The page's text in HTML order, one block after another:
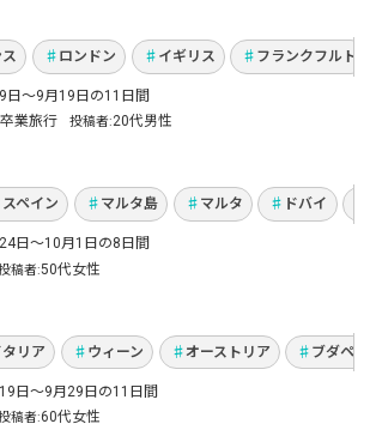
ロンドン イギリス フランクフルト
日～9月19日の11日間
業旅行 投稿者 20代男性
訪ね、初のヨーロッパ周遊を満
漠、ガウディ建築を巡る7日間の
スペイン マルタ島 マルタ ドバイ
日〜10月1日の8日間
稿者 50代女性
ン・ブダペストとも中世ヨーロ
のまま、360度どこから見ても
タリア ウィーン オーストリア ブダペス
日～9月29日の11日間
稿者 60代女性
街歩き…夫婦で楽しむ北欧の
ゲンとストックホルムで日常の